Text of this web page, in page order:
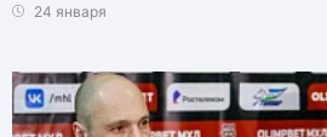
24 января